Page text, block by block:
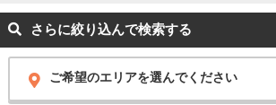
さらに絞り込んで検索する
ご希望のエリアを選んでください